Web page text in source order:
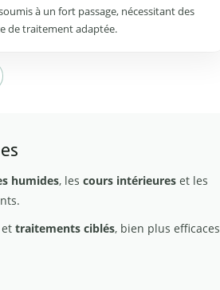
à un fort passage, nécessitant des
de traitement adaptée.
humides, les cours intérieures et les
et traitements ciblés, bien plus efficaces